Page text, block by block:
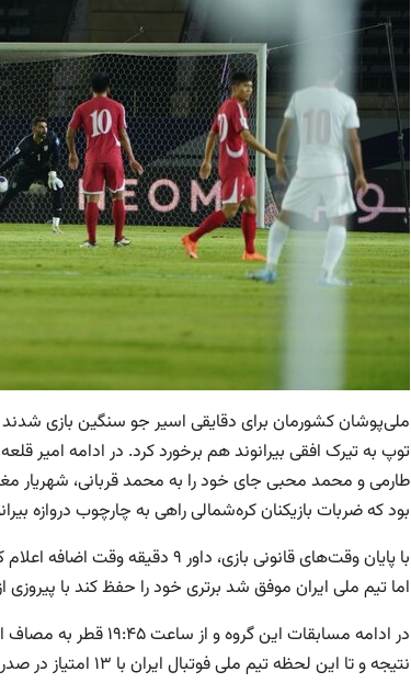
ملی‌پوشان کشورمان برای دقایقی اسیر جو سنگین بازی شدند
توپ به تیرک افقی بیرانوند هم برخورد کرد. در ادامه امیر
طارمی و محمد محبی جای خود را به محمد قربانی، شهریار
بود که ضربات بازیکنان کره‌شمالی راهی به چارچوب دروازه
با پایان وقت‌های قانونی بازی،
اما تیم ملی ایران موفق شد برتری خود را حفظ کند با
در ادامه مسابقات